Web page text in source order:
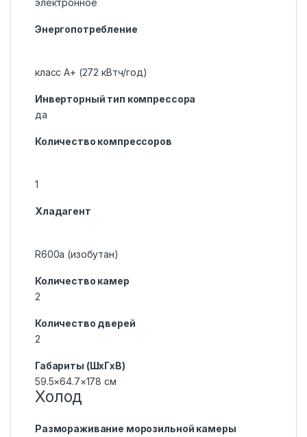
Энергопотребление
класс A+ (272 кВтч/год)
Инверторный тип компрессора
да
Количество компрессоров
1
Хладагент
R600a (изобутан)
Количество камер
2
Количество дверей
2
Габариты (ШxГxВ)
59.5×64.7×178 см
Холод
Размораживание морозильной камеры